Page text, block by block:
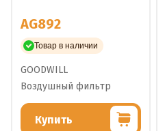
AG892
Товар в наличии
GOODWILL
Воздушный фильтр
Купить